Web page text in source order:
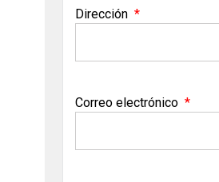
Dirección
Correo electrónico